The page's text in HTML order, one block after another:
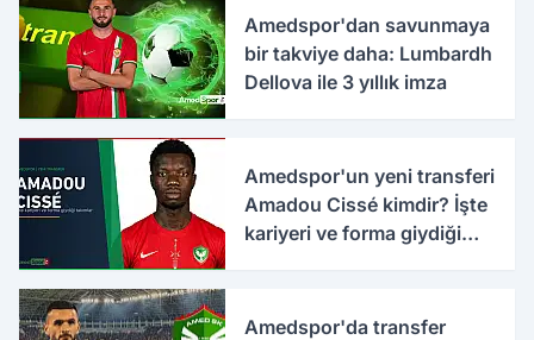
Amedspor'dan savunmaya
bir takviye daha: Lumbardh
Dellova ile 3 yıllık imza
Amedspor'un yeni transferi
Amadou Cissé kimdir? İşte
kariyeri ve forma giydiği
Amedspor'da transfer